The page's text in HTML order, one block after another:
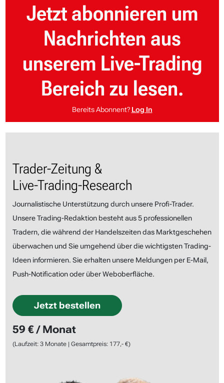
Jetzt abonnieren um
Nachrichten aus
unserem Live-Trading
Bereich zu lesen.
Bereits Abonnent? Log In
Trader-Zeitung &
Live-Trading-Research
Journalistische Unterstützung durch unsere Profi-Trader.
Unsere Trading-Redaktion besteht aus 5 professionellen
Tradern, die während der Handelszeiten das Marktgeschehen
überwachen und Sie umgehend über die wichtigsten Trading-
Ideen informieren. Sie erhalten unsere Meldungen per E-Mail,
Push-Notification oder über Weboberfläche.
Jetzt bestellen
59 € / Monat
(Laufzeit: 3 Monate | Gesamtpreis: 177,- €)